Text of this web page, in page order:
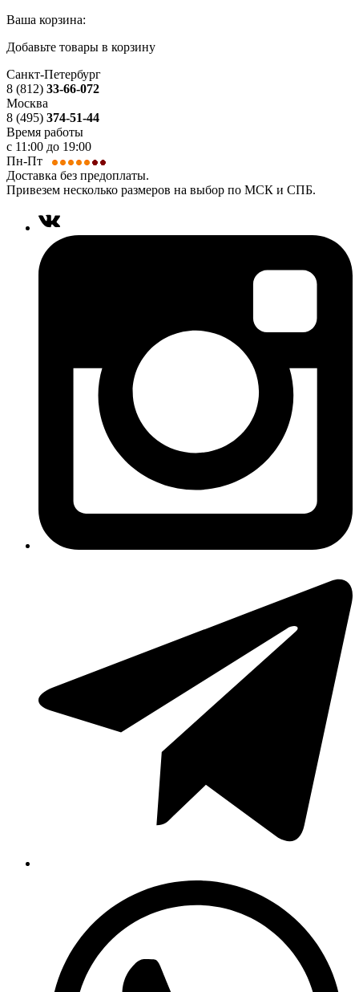
Ваша корзина:
Добавьте товары в корзину
Санкт-Петербург
8 (812) 33-66-072
Москва
8 (495) 374-51-44
Время работы
с 11:00 до 19:00
Пн-Пт
Доставка без предоплаты.
Привезем несколько размеров на выбор по МСК и СПБ.